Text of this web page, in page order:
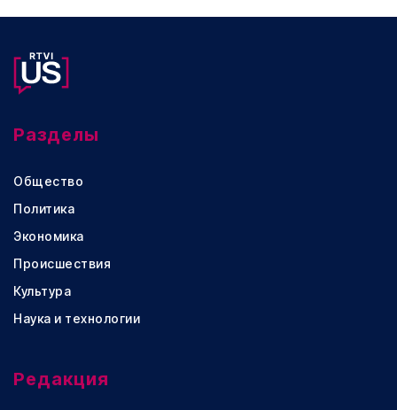
Разделы
Общество
Политика
Экономика
Происшествия
Культура
Наука и технологии
Редакция